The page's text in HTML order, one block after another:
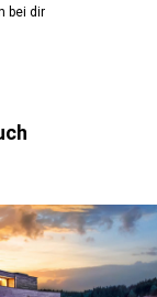
bei dir